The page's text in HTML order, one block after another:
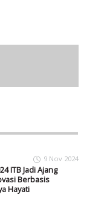
9 Nov 2024
ITB Jadi Ajang
Berbasis
Hayati